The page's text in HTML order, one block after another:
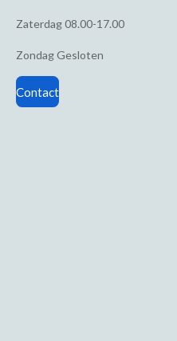
Zaterdag08.00-17.00
ZondagGesloten
Contact